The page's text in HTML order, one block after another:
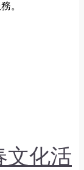
。
文化活